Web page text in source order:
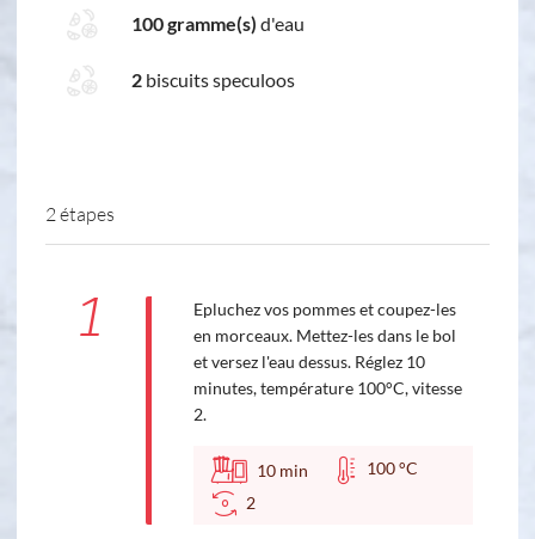
100 gramme(s) d'eau
2 biscuits speculoos
2 étapes
1
Epluchez vos pommes et coupez-les
en morceaux. Mettez-les dans le bol
et versez l'eau dessus. Réglez 10
minutes, température 100°C, vitesse
2.
10 min
100 °C
2